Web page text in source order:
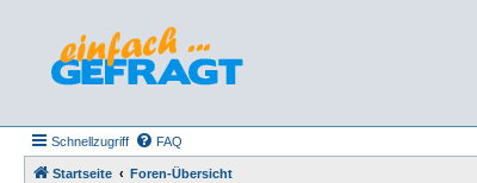
Schnellzugriff FAQ
Startseite
Foren-Übersicht